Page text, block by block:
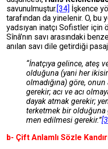
savunulmuştur.[34] İşkence
tarafından da yinelenir. O,
yadsıyan inatçı Sofistler için
Sînâ’nın savı arasındaki
anılan savı dile getirdiği
“İnatçıya gelince, ateş
olduğuna (yani her
olmadığına) göre,
gerekir; acı ve acı
dayak atmak gerekir;
terketmek bir olduğuna
men edilmesi gerekir.”
b- Çift Anlamlı Sözle